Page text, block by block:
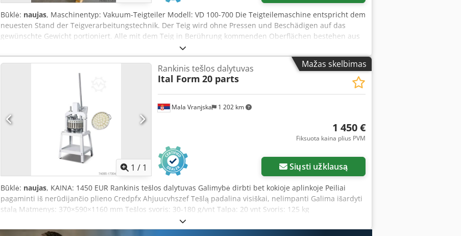
Būklė: naujas, Maschinentyp: Vakuum-Teigteiler Modell: VD 100-700 Die Teigteilemaschine entspricht dem
neuesten Stand der Teigverarbeitungstechnik. Der Teig wird ohne Pressen und Beschädigen auf das
gewünschte Gewicht portioniert. Alle mit dem Teig in Berührung kommenden Oberflächen bestehen aus
Edelstahl. Cjdpfx Ajuuclpehzerf Gewichtsbereich: von 100 g bis 700 g Leistung: 1.800 – 2.400 Stück pro
Stunde Abmessungen: 1370/1780 x 650 x 1600 mm Gewicht: 420 kg Elektrische Anschlussleistung: 1,75 kW
Mažas skelbimas
1 / 1
Mala Vranjska 1 202 km
Rankinis tešlos dalytuvas
Ital Form 20 parts
1 450 €
Fiksuota kaina plius PVM
Siųsti užklausą
Būklė: naujas, KAINA: 1450 EUR Rankinis tešlos dalytuvas Galimybė dirbti bet kokioje aplinkoje Peiliai
pagaminti iš nerūdijančio plieno Credpfx Ahjuucvhszef Tešlą padalina visiškai, nelimpanti Galima išardyti
stalą Matmenys: 370×590×1160 mm Tešlos svoris: 30-180 g/vnt Talpa: 20 vnt Svoris: 125 kg